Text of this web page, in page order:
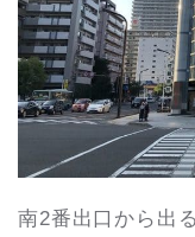
南2番出口から出